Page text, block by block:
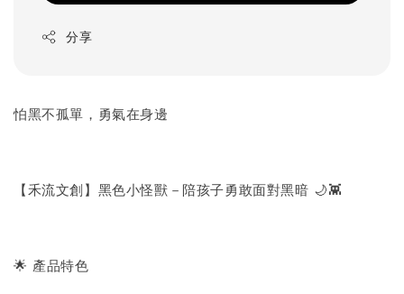
分享
怕黑不孤單，勇氣在身邊
【禾流文創】黑色小怪獸－陪孩子勇敢面對黑暗 🌙👾
🌟 產品特色